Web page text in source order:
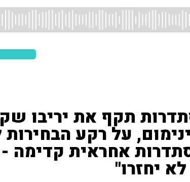
תקף את יריבו
על רקע
אחראית קדימה
יחזרו"